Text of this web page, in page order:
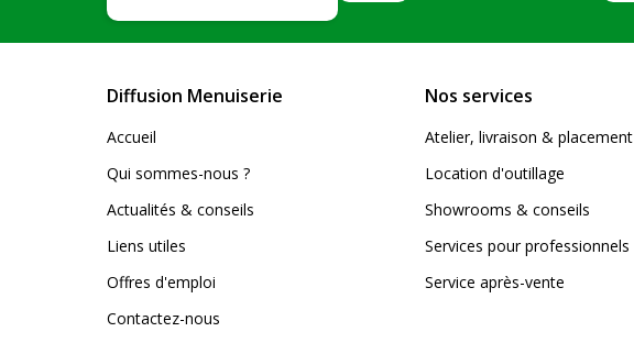
Diffusion Menuiserie
Accueil
Qui sommes-nous ?
Actualités & conseils
Liens utiles
Offres d'emploi
Contactez-nous
Nos services
Atelier, livraison & placement
Location d'outillage
Showrooms & conseils
Services pour professionnels
Service après-vente